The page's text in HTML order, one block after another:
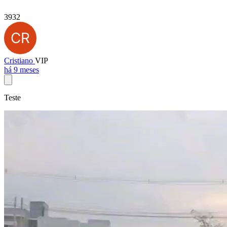
3932
Cristiano VIP
há 9 meses
Teste